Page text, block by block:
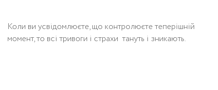
Коли ви усвідомлюєте, що контролюєте теперішній
момент, то всі тривоги і страхи тануть і зникають.